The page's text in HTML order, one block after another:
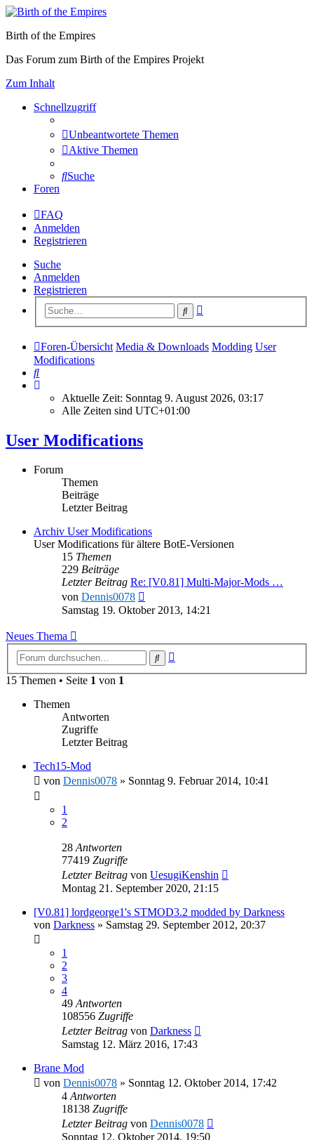
Birth of the Empires
Das Forum zum Birth of the Empires Projekt
Zum Inhalt
Schnellzugriff
Unbeantwortete Themen
Aktive Themen
Suche
Foren
FAQ
Anmelden
Registrieren
Suche
Anmelden
Registrieren
Suche
Foren-Übersicht Media & Downloads Modding User
Modifications
Suche
Aktuelle Zeit: Sonntag 9. August 2026, 03:17
Alle Zeiten sind UTC+01:00
User Modifications
Forum
Themen
Beiträge
Letzter Beitrag
Archiv User Modifications
User Modifications für ältere BotE-Versionen
15 Themen
229 Beiträge
Letzter Beitrag Re: [V0.81] Multi-Major-Mods …
von Dennis0078
Beitrag
Samstag 19. Oktober 2013, 14:21
Neues Thema
Suche
15 Themen • Seite 1 von 1
Themen
Antworten
Zugriffe
Letzter Beitrag
Tech15-Mod
von Dennis0078 » Sonntag 9. Februar 2014, 10:41
1
2
28 Antworten
77419 Zugriffe
Letzter Beitrag von UesugiKenshin
Montag 21. September 2020, 21:15
[V0.81] lordgeorge1's STMOD3.2 modded by Darkness
von Darkness » Samstag 29. September 2012, 20:37
1
2
3
4
49 Antworten
108556 Zugriffe
Letzter Beitrag von Darkness
Samstag 12. März 2016, 17:43
Brane Mod
von Dennis0078 » Sonntag 12. Oktober 2014, 17:42
4 Antworten
18138 Zugriffe
Letzter Beitrag von Dennis0078
Sonntag 12. Oktober 2014, 19:50